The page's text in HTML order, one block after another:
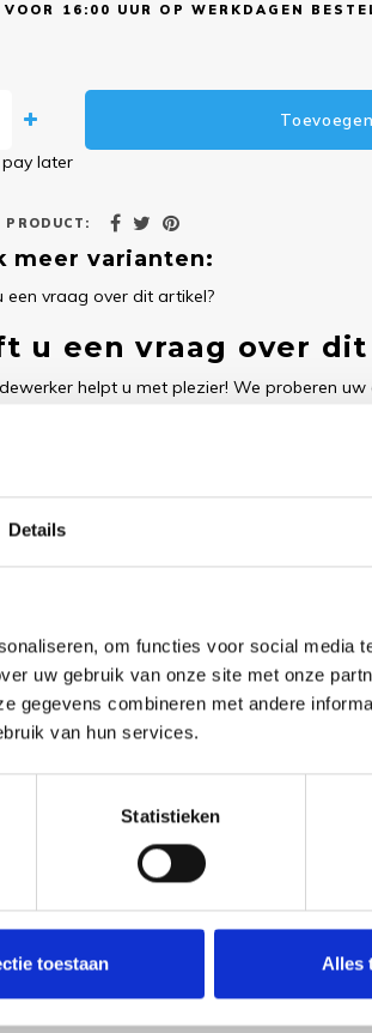
Details
om functies voor social media
uw gebruik van onze site met onze
gegevens combineren met andere
van hun services.
Statistieken
toestaan Alles
VOOR 16:00 UUR OP WERKDAGEN
pay later
PRODUCT:
meer varianten:
u een vraag over
helpt u met plezier! We proberen